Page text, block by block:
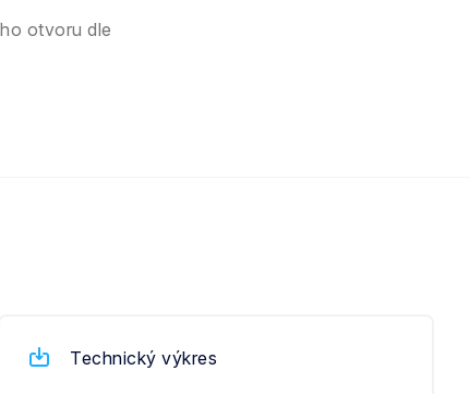
otvoru dle
Technický výkres